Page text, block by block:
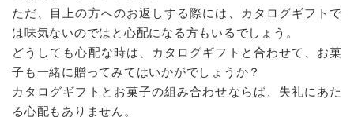
ただ、目上の方へのお返しする際には、カタログギフトで
は味気ないのではと心配になる方もいるでしょう。
どうしても心配な時は、カタログギフトと合わせて、お菓
子も一緒に贈ってみてはいかがでしょうか？
カタログギフトとお菓子の組み合わせならば、失礼にあた
る心配もありません。